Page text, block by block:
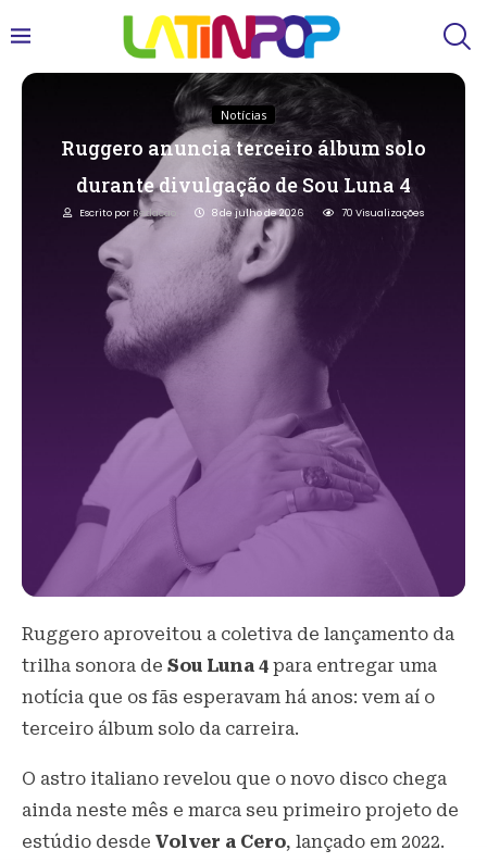
Notícias
Ruggero anuncia terceiro álbum solo
durante divulgação de Sou Luna 4
Escrito por Redacao 8 de julho de 2026 70 Visualizações
Ruggero aproveitou a coletiva de lançamento da
trilha sonora de Sou Luna 4 para entregar uma
notícia que os fãs esperavam há anos: vem aí o
terceiro álbum solo da carreira.
O astro italiano revelou que o novo disco chega
ainda neste mês e marca seu primeiro projeto de
estúdio desde Volver a Cero, lançado em 2022.